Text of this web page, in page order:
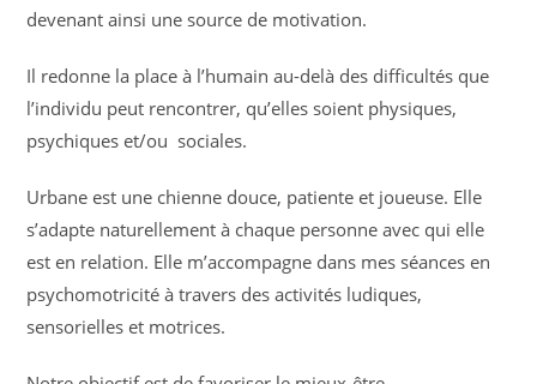
devenant ainsi une source de motivation.
Il redonne la place à l’humain au-delà des difficultés que
l’individu peut rencontrer, qu’elles soient physiques,
psychiques et/ou sociales.
Urbane est une chienne douce, patiente et joueuse. Elle
s’adapte naturellement à chaque personne avec qui elle
est en relation. Elle m’accompagne dans mes séances en
psychomotricité à travers des activités ludiques,
sensorielles et motrices.